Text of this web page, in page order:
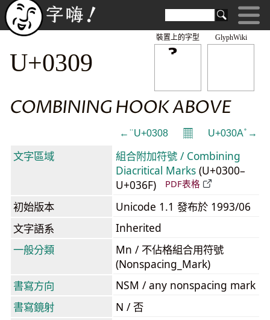
GlyphWiki
裝置上的字型
U+0309
COMBINING HOOK ABOVE
← ̈ U+0308 𝄜 U+030A ̊ →
文字區域
組合附加符號 / Combining
Diacritical Marks (U+0300–
U+036F)
PDF表格
初始版本
Unicode 1.1 發布於 1993/06
文字語系
Inherited
一般分類
Mn / 不佔格組合用符號
(Nonspacing_Mark)
書寫方向
NSM / any nonspacing mark
書寫鏡射
N / 否